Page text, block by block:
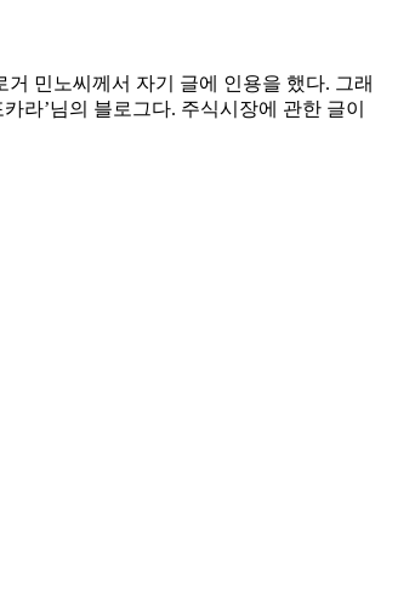
민노씨께서 자기 글에 인용을 했다. 그래
라’님의 블로그다. 주식시장에 관한 글이